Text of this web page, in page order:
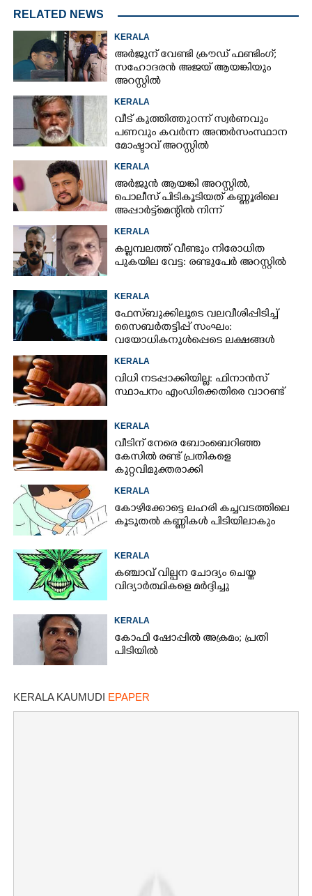
RELATED NEWS
KERALA
അർജുന് വേണ്ടി ക്രൗഡ് ഫണ്ടിംഗ്;
സഹോദരൻ അജയ് ആയങ്കിയും
അറസ്റ്റിൽ
KERALA
വീട് കുത്തിത്തുറന്ന് സ്വർണവും
പണവും കവർന്ന അന്തർസംസ്ഥാന
മോഷ്ടാവ് അറസ്റ്റിൽ
KERALA
അർജുൻ ആയങ്കി അറസ്റ്റിൽ,
പൊലീസ് പിടികൂടിയത് കണ്ണൂരിലെ
അപ്പാർട്ട്‌മെന്റിൽ നിന്ന്
KERALA
കല്ലമ്പലത്ത് വീണ്ടും നിരോധിത
പുകയില വേട്ട: രണ്ടുപേർ അറസ്റ്റിൽ
KERALA
ഫേസ്ബുക്കിലൂടെ വലവീശിപ്പിടിച്ച്
സൈബർതട്ടിപ്പ് സംഘം:
വയോധികനുൾപ്പെടെ ലക്ഷങ്ങൾ
നഷ്ടമായി
KERALA
വിധി നടപ്പാക്കിയില്ല: ഫിനാൻസ്
സ്ഥാപനം എംഡിക്കെതിരെ വാറണ്ട്
KERALA
വീടിന് നേരെ ബോംബെറിഞ്ഞ
കേസിൽ രണ്ട് പ്രതികളെ
കുറ്റവിമുക്തരാക്കി
KERALA
കോഴിക്കോട്ടെ ലഹരി കച്ചവടത്തിലെ
കൂടുതൽ കണ്ണികൾ പിടിയിലാകും
KERALA
കഞ്ചാവ് വില്പന ചോദ്യം ചെയ്ത
വിദ്യാർത്ഥികളെ മർദ്ദിച്ചു
KERALA
കോഫി ഷോപ്പിൽ അക്രമം; പ്രതി
പിടിയിൽ
KERALA KAUMUDI EPAPER